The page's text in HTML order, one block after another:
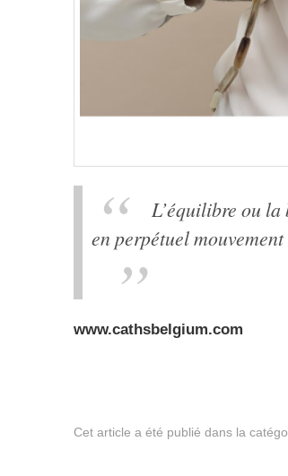
L’équilibre ou la
en perpétuel
www.cathsbelgium.com
Cet article a été publié dans la